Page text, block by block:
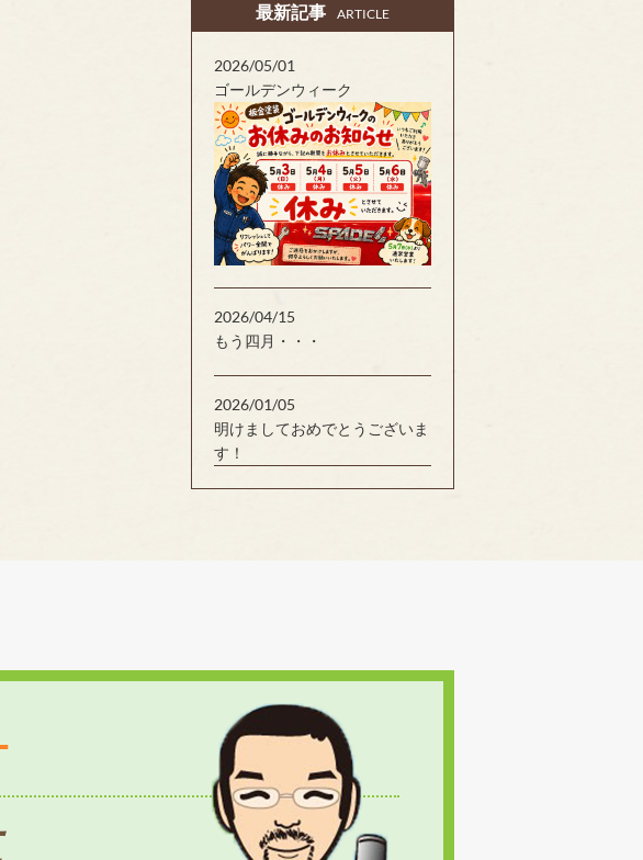
最新記事 ARTICLE
2026/05/01
ゴールデンウィーク
2026/04/15
もう四月・・・
2026/01/05
明けましておめでとうございま
す！